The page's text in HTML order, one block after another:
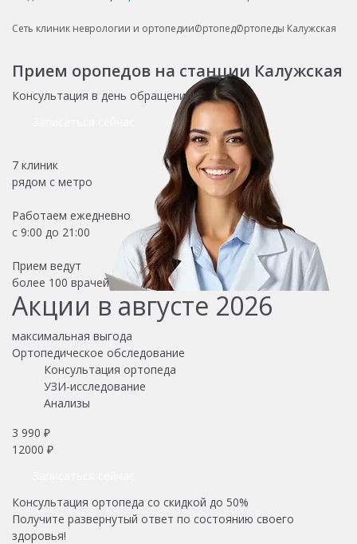
Сеть клиник неврологии и ортопедииОртопедОртопеды Калужская
Прием оропедов на станции Калужская
Консультация в день обращения!
7 клиник
рядом с метро
Работаем ежедневно
с 9:00 до 21:00
Прием ведут
более 100 врачей
Акции в августе 2026
максимальная выгода
Ортопедическое обследование
Консультация ортопеда
УЗИ-исследование
Анализы
3 990 ₽
12000 ₽
Консультация ортопеда со скидкой до 50%
Получите развернутый ответ по состоянию своего
здоровья!